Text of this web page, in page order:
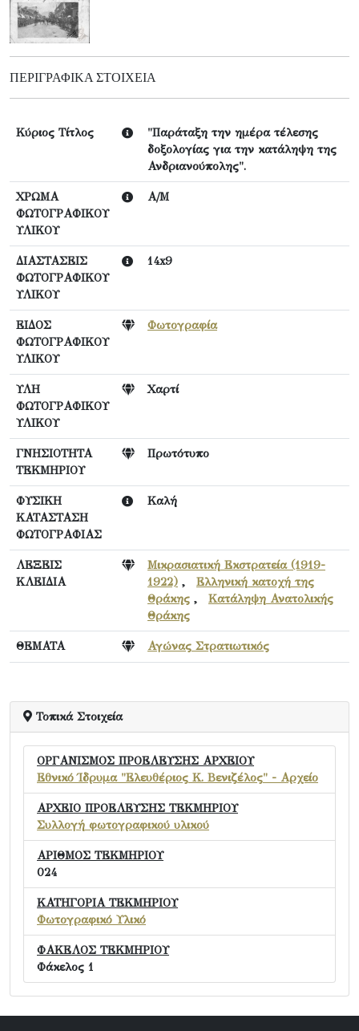
ΠΕΡΙΓΡΑΦΙΚΆ ΣΤΟΙΧΕΊΑ
Κύριος Τίτλος
"Παράταξη την ημέρα τέλεσης
δοξολογίας για την κατάληψη της
Ανδριανούπολης".
ΧΡΩΜΑ
ΦΩΤΟΓΡΑΦΙΚΟΥ
ΥΛΙΚΟΥ
Α/Μ
ΔΙΑΣΤΑΣΕΙΣ
ΦΩΤΟΓΡΑΦΙΚΟΥ
ΥΛΙΚΟΥ
14x9
ΕΙΔΟΣ
ΦΩΤΟΓΡΑΦΙΚΟΥ
ΥΛΙΚΟΥ
Φωτογραφία
ΥΛΗ
ΦΩΤΟΓΡΑΦΙΚΟΥ
ΥΛΙΚΟΥ
Χαρτί
ΓΝΗΣΙΟΤΗΤΑ
ΤΕΚΜΗΡΙΟΥ
Πρωτότυπο
ΦΥΣΙΚΗ
ΚΑΤΑΣΤΑΣΗ
ΦΩΤΟΓΡΑΦΙΑΣ
Καλή
ΛΕΞΕΙΣ
ΚΛΕΙΔΙΑ
Μικρασιατική Εκστρατεία (1919-
1922) , Ελληνική κατοχή της
Θράκης , Κατάληψη Ανατολικής
Θράκης
ΘΕΜΑΤΑ Αγώνας Στρατιωτικός
Τοπικά Στοιχεία
ΟΡΓΑΝΙΣΜΟΣ ΠΡΟΕΛΕΥΣΗΣ ΑΡΧΕΙΟΥ
Εθνικό Ίδρυμα "Ελευθέριος Κ. Βενιζέλος" - Αρχείο
ΑΡΧΕΙΟ ΠΡΟΕΛΕΥΣΗΣ ΤΕΚΜΗΡΙΟΥ
Συλλογή φωτογραφικού υλικού
ΑΡΙΘΜΟΣ ΤΕΚΜΗΡΙΟΥ
024
ΚΑΤΗΓΟΡΙΑ ΤΕΚΜΗΡΙΟΥ
Φωτογραφικό Υλικό
ΦΑΚΕΛΟΣ ΤΕΚΜΗΡΙΟΥ
Φάκελος 1